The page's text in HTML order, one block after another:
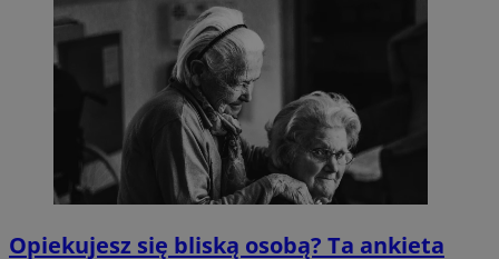
Opiekujesz się bliską osobą? Ta ankieta